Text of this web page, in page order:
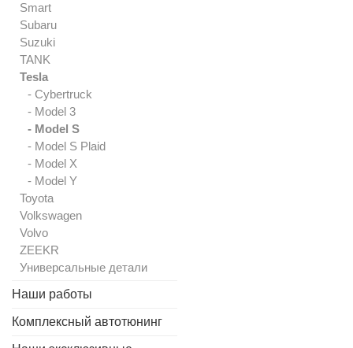
Smart
Subaru
Suzuki
TANK
Tesla
- Cybertruck
- Model 3
- Model S
- Model S Plaid
- Model X
- Model Y
Toyota
Volkswagen
Volvo
ZEEKR
Универсальные детали
Наши работы
Комплексный автотюнинг